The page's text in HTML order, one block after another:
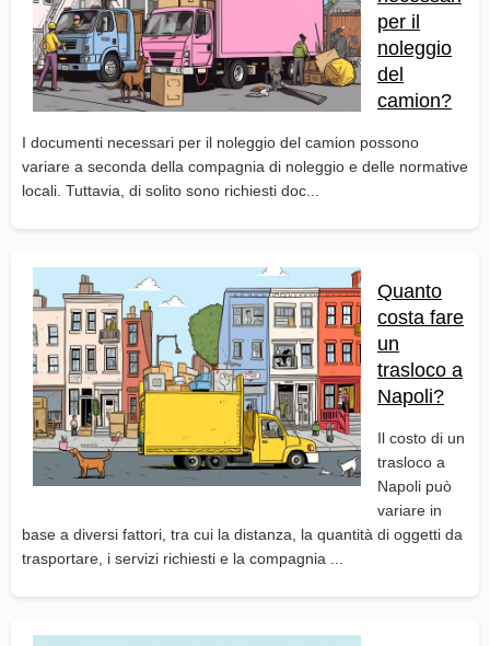
per il
noleggio
del
camion?
I documenti necessari per il noleggio del camion possono
variare a seconda della compagnia di noleggio e delle normative
locali. Tuttavia, di solito sono richiesti doc...
Quanto
costa fare
un
trasloco a
Napoli?
Il costo di un
trasloco a
Napoli può
variare in
base a diversi fattori, tra cui la distanza, la quantità di oggetti da
trasportare, i servizi richiesti e la compagnia ...